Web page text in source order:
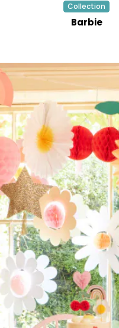
Collection
Barbie